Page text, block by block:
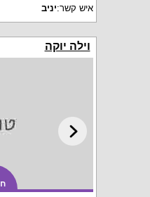
איש קשר:יניב
וילה יוקה